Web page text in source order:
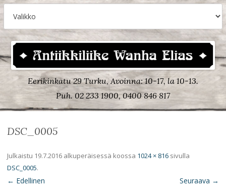
Eerikinkatu 29 Turku, Avoinna: 10-17, la 10-13.
Puh. 02 233 1900, 0400 846 817
DSC_0005
Julkaistu 19.7.2016 alkuperäisessä koossa 1024 × 816 sivulla
DSC_0005.
← Edellinen Seuraava →